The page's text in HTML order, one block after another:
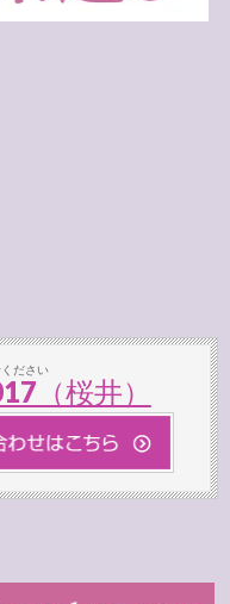
ださい
（桜井）